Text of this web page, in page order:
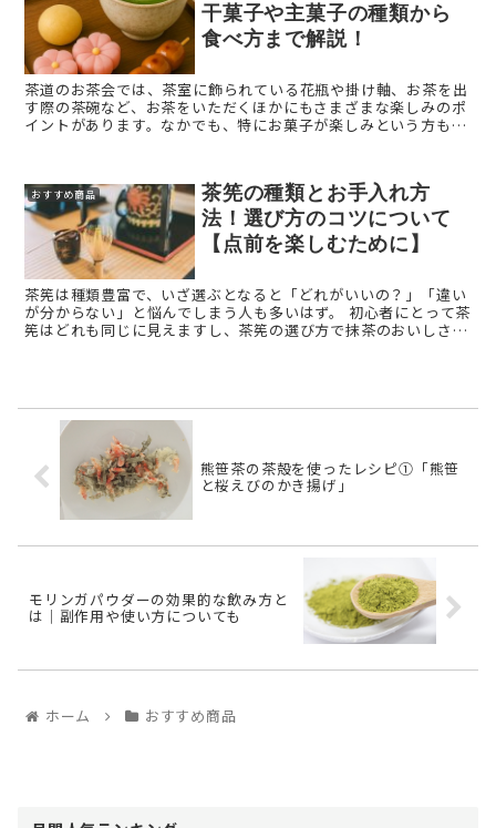
干菓子や主菓子の種類から
食べ方まで解説！
茶道のお茶会では、茶室に飾られている花瓶や掛け軸、お茶を出
す際の茶碗など、お茶をいただくほかにもさまざまな楽しみのポ
イントがあります。なかでも、特にお菓子が楽しみという方も多
おすすめ商品
茶筅の種類とお手入れ方
法！選び方のコツについて
【点前を楽しむために】
茶筅は種類豊富で、いざ選ぶとなると「どれがいいの？」「違い
が分からない」と悩んでしまう人も多いはず。 初心者にとって茶
筅はどれも同じに見えますし、茶筅の選び方で抹茶のおいしさが
熊笹茶の茶殻を使ったレシピ①「熊笹
と桜えびのかき揚げ」
モリンガパウダーの効果的な飲み方と
は｜副作用や使い方についても
ホーム おすすめ商品